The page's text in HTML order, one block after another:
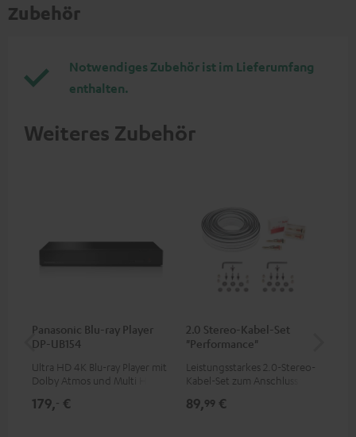
Zubehör
Notwendiges Zubehör ist im Lieferumfang
enthalten.
Weiteres Zubehör
Panasonic Blu-ray Player
DP-UB154
Ultra HD 4K Blu-ray Player mit
Dolby Atmos und Multi HDR-
HDR10+ für eine überragende
179,‐ €
2.0 Stereo-Kabel-Set
"Performance"
Leistungsstarkes 2.0-Stereo-
Kabel-Set zum Anschluss von
89,99 €